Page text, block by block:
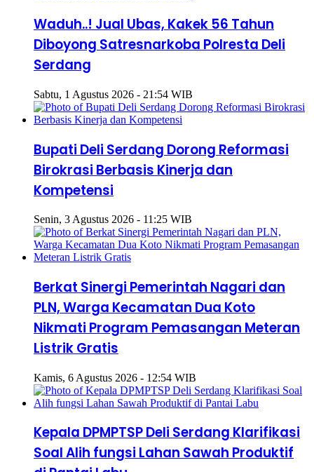
Waduh..! Jual Ubas, Kakek 56 Tahun
Diboyong Satresnarkoba Polresta Deli
Serdang
Sabtu, 1 Agustus 2026 - 21:54 WIB
Bupati Deli Serdang Dorong Reformasi
Birokrasi Berbasis Kinerja dan
Kompetensi
Senin, 3 Agustus 2026 - 11:25 WIB
Berkat Sinergi Pemerintah Nagari dan
PLN, Warga Kecamatan Dua Koto
Nikmati Program Pemasangan Meteran
Listrik Gratis
Kamis, 6 Agustus 2026 - 12:54 WIB
Kepala DPMPTSP Deli Serdang Klarifikasi
Soal Alih fungsi Lahan Sawah Produktif